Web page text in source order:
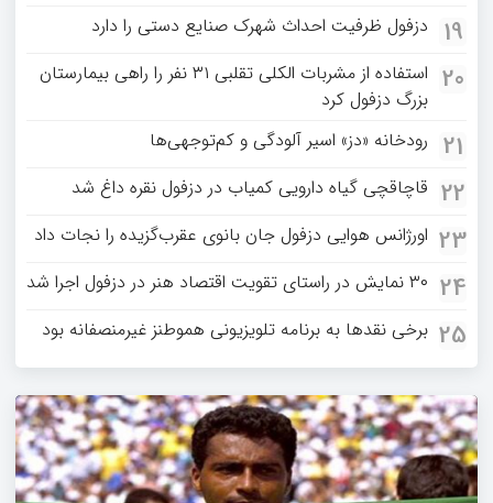
19
دزفول ظرفیت احداث شهرک صنایع دستی را دارد
20
استفاده از مشربات الکلی تقلبی ۳۱ نفر را راهی بیمارستان
بزرگ دزفول کرد
21 رودخانه «دز» اسیر آلودگی و کم‌توجهی‌ها
22 قاچاقچی گیاه دارویی کمیاب در دزفول نقره داغ شد
23 اورژانس هوایی دزفول جان بانوی عقرب‌گزیده را نجات داد
24 ۳۰ نمایش در راستای تقویت اقتصاد هنر در دزفول اجرا شد
25 برخی نقدها به برنامه تلویزیونی هموطنز غیرمنصفانه بود